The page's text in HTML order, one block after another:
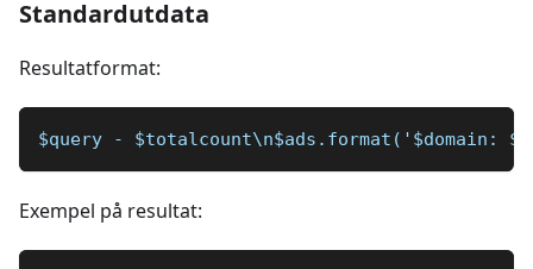
Standardutdata
Resultatformat:
$query -
Exempel på resultat: